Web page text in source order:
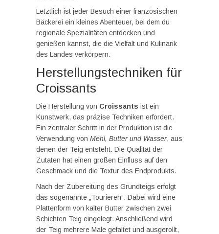
Letztlich ist jeder Besuch einer französischen
Bäckerei ein kleines Abenteuer, bei dem du
regionale Spezialitäten entdecken und
genießen kannst, die die Vielfalt und Kulinarik
des Landes verkörpern.
Herstellungstechniken für
Croissants
Die Herstellung von Croissants ist ein
Kunstwerk, das präzise Techniken erfordert.
Ein zentraler Schritt in der Produktion ist die
Verwendung von Mehl, Butter und Wasser, aus
denen der Teig entsteht. Die Qualität der
Zutaten hat einen großen Einfluss auf den
Geschmack und die Textur des Endprodukts.
Nach der Zubereitung des Grundteigs erfolgt
das sogenannte „Tourieren“. Dabei wird eine
Plattenform von kalter Butter zwischen zwei
Schichten Teig eingelegt. Anschließend wird
der Teig mehrere Male gefaltet und ausgerollt,